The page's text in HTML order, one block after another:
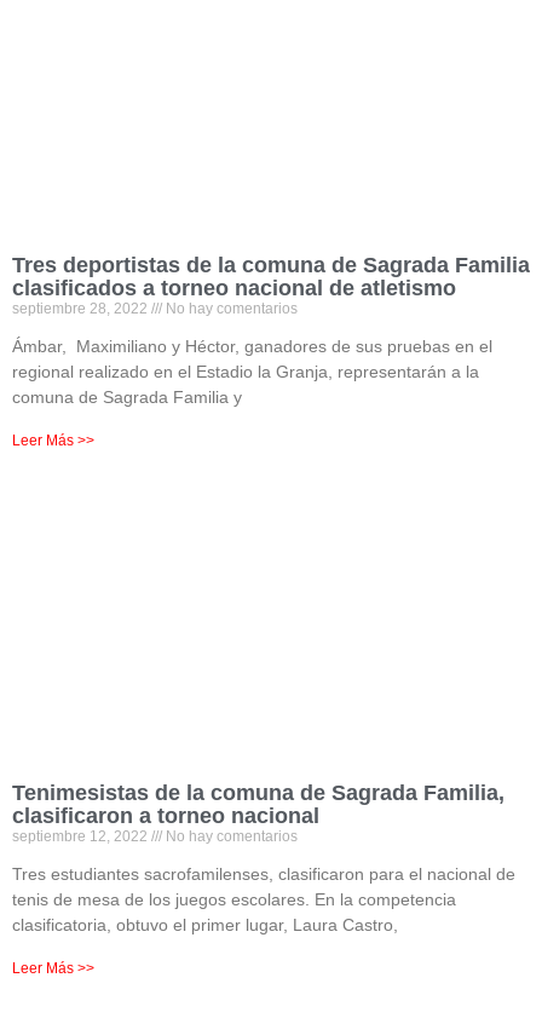
Tres deportistas de la comuna de Sagrada Familia
clasificados a torneo nacional de atletismo
septiembre 28, 2022 No hay comentarios
Ámbar, Maximiliano y Héctor, ganadores de sus pruebas en el
regional realizado en el Estadio la Granja, representarán a la
comuna de Sagrada Familia y
Leer Más >>
Tenimesistas de la comuna de Sagrada Familia,
clasificaron a torneo nacional
septiembre 12, 2022 No hay comentarios
Tres estudiantes sacrofamilenses, clasificaron para el nacional de
tenis de mesa de los juegos escolares. En la competencia
clasificatoria, obtuvo el primer lugar, Laura Castro,
Leer Más >>